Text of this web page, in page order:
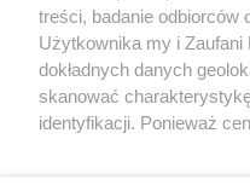
Nie zapomnij
zapoznać się z:
polityką prywatności
Twojemiasto
Piekary Śląskie
Chorzów
Tarnowskie Góry
treści, badanie odbiorców
Użytkownika my i
dokładnych danych
skanować
identyfikacji. Ponieważ